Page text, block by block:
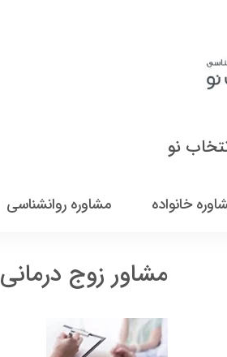
نو
خانواده مشاوره روانشناسی
مشاور زوج درمانی